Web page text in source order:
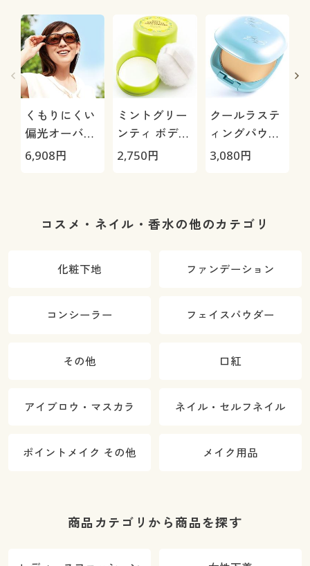
くもりにくい
偏光オーバー
グラス
6,908円
ミントグリー
ンティ ボディ
パウダー
2,750円
クールラステ
ィングパウダ
ーBB
3,080円
コスメ・ネイル・香水の他のカテゴリ
化粧下地 ファンデーション
コンシーラー フェイスパウダー
その他 口紅
アイブロウ・マスカラ ネイル・セルフネイル
ポイントメイク その他 メイク用品
商品カテゴリから商品を探す